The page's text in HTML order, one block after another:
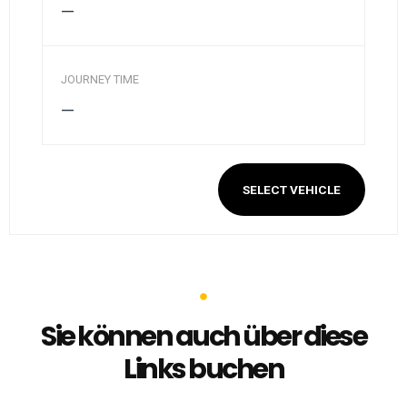
—
JOURNEY TIME
—
SELECT VEHICLE
Sie können auch über diese
Links buchen